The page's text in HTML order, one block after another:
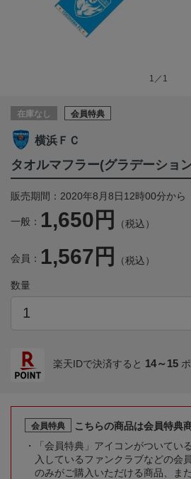
1／1
在庫なし 会員特典
横浜ＦＣ
タオルマフラー(グラデーショ
販売期間：2020年8月8日12時00分から
一般： 1,650円 （税込）
会員： 1,567円 （税込）
数量
楽天IDで決済すると 14～15
会員特典
こちらの商品は会員特典
「会員特典」アイコンがついてい
入しているファンクラブなどの会
のみがご購入いただける商品、ま